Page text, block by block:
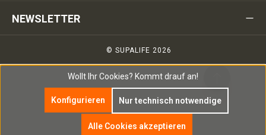
NEWSLETTER
© SUPALIFE 2026
Wollt Ihr Cookies? Kommt drauf an!
Nur technisch notwendige
Konfigurieren
Alle Cookies akzeptieren